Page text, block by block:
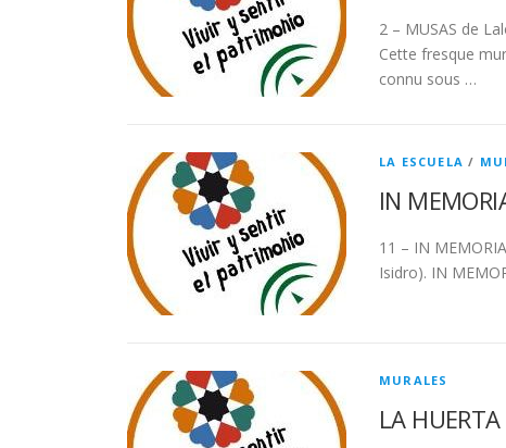
2 – MUSAS de
Cette fresque
connu sous …
LA ESCUELA /
IN
11 – IN
Isidro). IN
MURALES
LA